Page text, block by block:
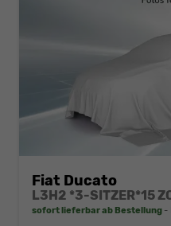
Fiat Ducato
sofort lieferbar ab Bestellung